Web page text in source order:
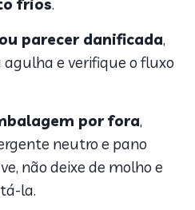
parecer danificada,
e verifique o fluxo
por fora,
neutro e pano
não deixe de molho e
la.